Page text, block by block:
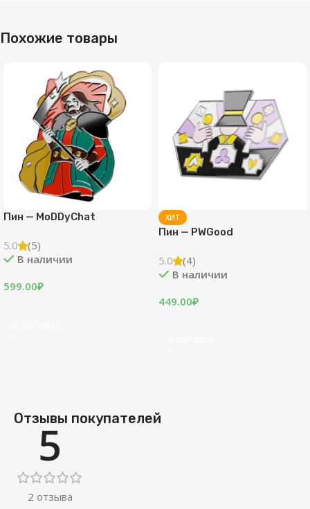
Похожие товары
Пин — MoDDyChat
5.0
(5)
В наличии
599.00₽
ХИТ
Пин — PWGood
5.0
(4)
В наличии
449.00₽
Отзывы покупателей
5
2 отзыва